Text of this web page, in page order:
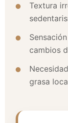
Textura
cambios
grasa